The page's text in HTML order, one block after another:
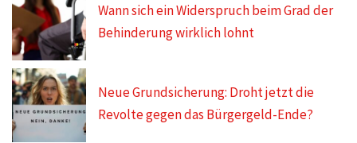
Wann sich ein Widerspruch beim Grad der
Behinderung wirklich lohnt
Neue Grundsicherung: Droht jetzt die
Revolte gegen das Bürgergeld-Ende?